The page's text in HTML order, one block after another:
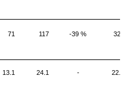
71 117 -39 % 321
13.1 24.1 - 22.2